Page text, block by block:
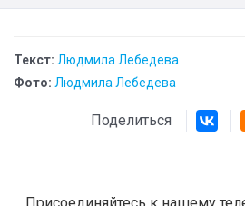
Текст: Людмила Лебедева
Фото: Людмила Лебедева
Поделиться